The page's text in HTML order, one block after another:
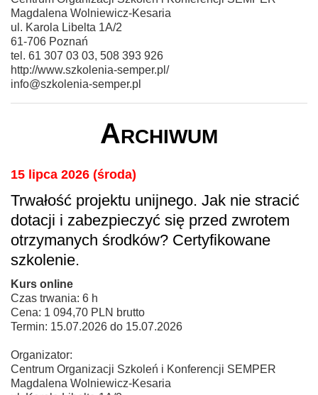
Magdalena Wolniewicz-Kesaria
ul. Karola Libelta 1A/2
61-706 Poznań
tel. 61 307 03 03, 508 393 926
http://www.szkolenia-semper.pl/
info@szkolenia-semper.pl
Archiwum
15 lipca 2026 (środa)
Trwałość projektu unijnego. Jak nie stracić
dotacji i zabezpieczyć się przed zwrotem
otrzymanych środków? Certyfikowane
szkolenie.
Kurs online
Czas trwania: 6 h
Cena: 1 094,70 PLN brutto
Termin: 15.07.2026 do 15.07.2026
Organizator:
Centrum Organizacji Szkoleń i Konferencji SEMPER
Magdalena Wolniewicz-Kesaria